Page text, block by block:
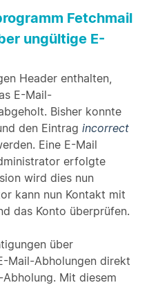
Fetchmail
ungültige E-
Header enthalten,
E-Mail-
Bisher konnte
den Eintrag incorrect
Eine E-Mail
erfolgte
wird dies nun
kann nun Kontakt mit
das Konto überprüfen.
über
Mail-Abholungen direkt
Mit diesem